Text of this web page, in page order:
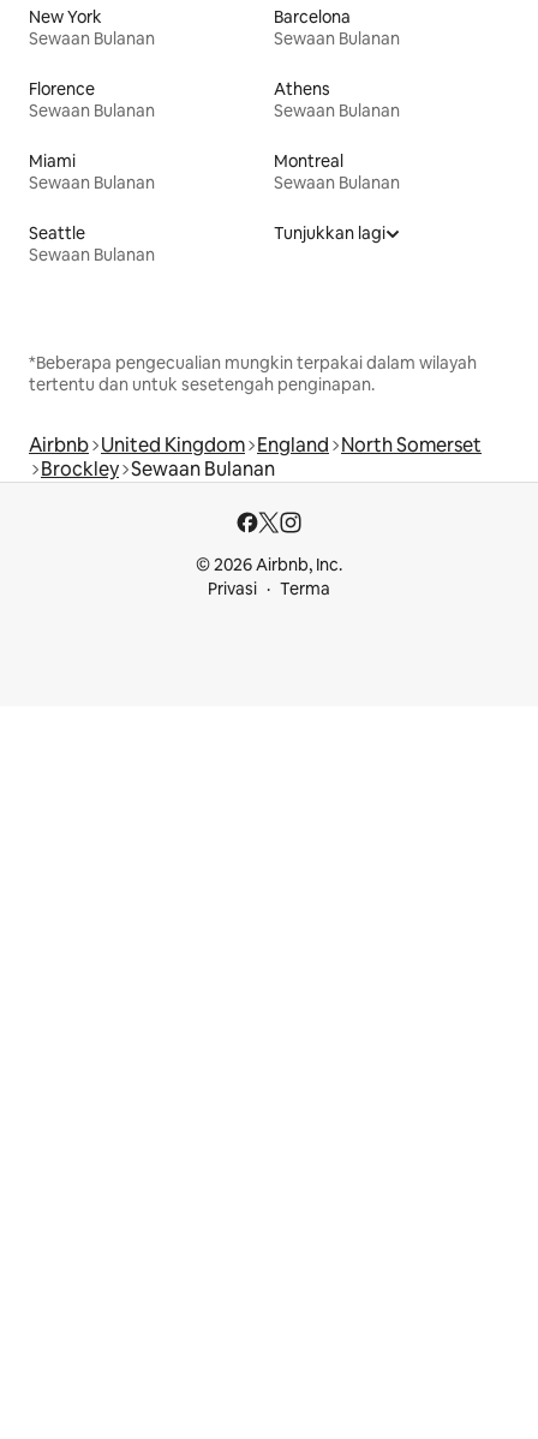
New York
Sewaan Bulanan
Barcelona
Sewaan Bulanan
Florence
Sewaan Bulanan
Athens
Sewaan Bulanan
Miami
Sewaan Bulanan
Montreal
Sewaan Bulanan
Seattle
Sewaan Bulanan
Tunjukkan lagi
*Beberapa pengecualian mungkin terpakai dalam wilayah
tertentu dan untuk sesetengah penginapan.
Airbnb United Kingdom England North Somerset
Brockley Sewaan Bulanan
© 2026 Airbnb, Inc.
Privasi
Terma